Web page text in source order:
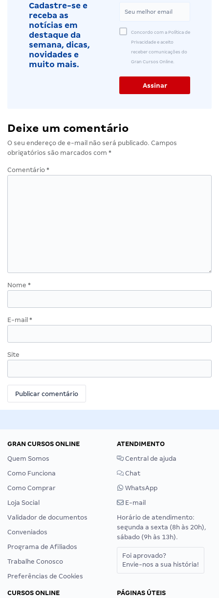
Cadastre-se e
receba as
notícias em
destaque da
semana, dicas,
novidades e
muito mais.
Concordo com a Política de
Privacidade e aceito
receber comunicações do
Gran Cursos Online.
Deixe um comentário
O seu endereço de e-mail não será publicado. Campos
obrigatórios são marcados com *
Comentário *
Nome *
E-mail *
Site
GRAN CURSOS ONLINE
Quem Somos
Como Funciona
Como Comprar
Loja Social
Validador de documentos
Conveniados
Programa de Afiliados
Trabalhe Conosco
Preferências de Cookies
ATENDIMENTO
Central de ajuda
Chat
WhatsApp
E-mail
Horário de atendimento:
segunda a sexta (8h às 20h),
sábado (9h às 13h).
Foi aprovado?
Envie-nos a sua história!
CURSOS ONLINE
PÁGINAS ÚTEIS